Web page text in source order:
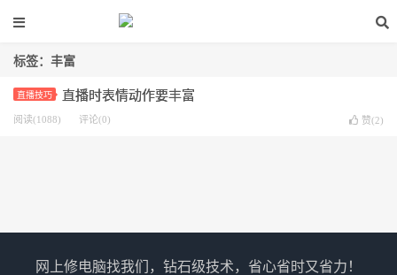
标签：丰富
直播技巧 直播时表情动作要丰富
阅读(1088) 评论(0) 赞(2)
网上修电脑找我们，钻石级技术，省心省时又省力！